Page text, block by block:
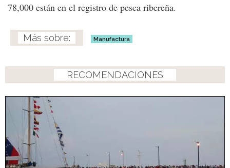
78,000 están en el registro de pesca ribereña.
Manufactura
RECOMENDACIONES